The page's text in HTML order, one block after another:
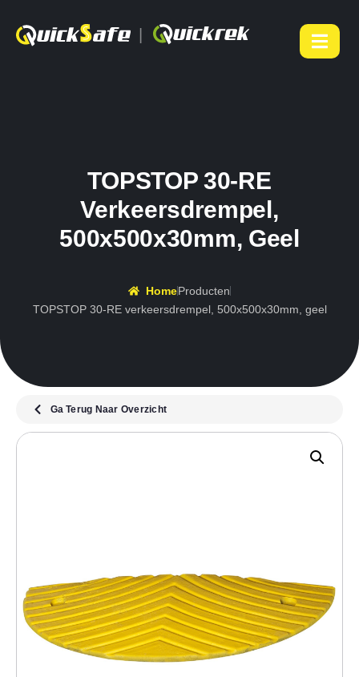
TOPSTOP 30-RE
Verkeersdrempel,
500x500x30mm, Geel
HomeProducten
TOPSTOP 30-RE verkeersdrempel, 500x500x30mm, geel
Ga Terug Naar Overzicht